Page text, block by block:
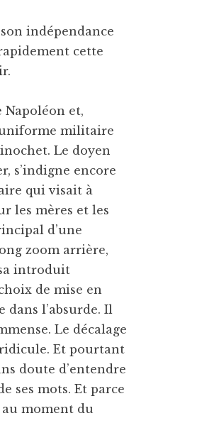
indépendance
cette
et,
militaire
Le doyen
s’indigne encore
qui visait à
les mères et les
d’une
zoom arrière,
introduit
de mise en
l’absurde. Il
Le décalage
Et pourtant
doute d’entendre
ses mots. Et parce
au moment du